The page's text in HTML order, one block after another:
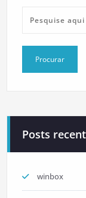
Posts
winbox